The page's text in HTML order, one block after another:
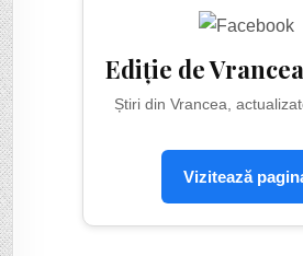
Ediție de
Știri din Vrancea,
Vizitează